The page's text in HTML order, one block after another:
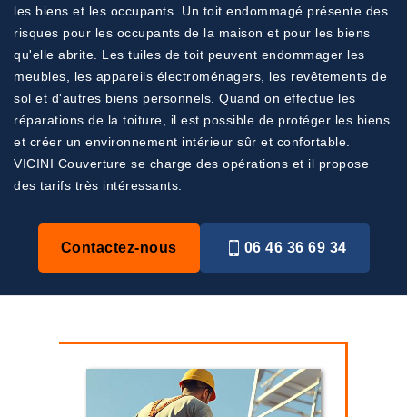
les biens et les occupants. Un toit endommagé présente des
risques pour les occupants de la maison et pour les biens
qu'elle abrite. Les tuiles de toit peuvent endommager les
meubles, les appareils électroménagers, les revêtements de
sol et d'autres biens personnels. Quand on effectue les
réparations de la toiture, il est possible de protéger les biens
et créer un environnement intérieur sûr et confortable.
VICINI Couverture se charge des opérations et il propose
des tarifs très intéressants.
Contactez-nous 06 46 36 69 34